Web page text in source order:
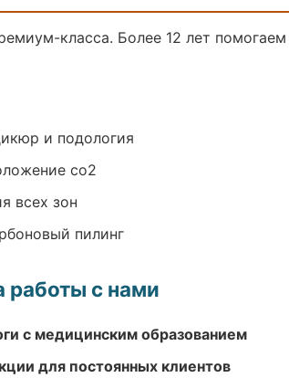
класса. Более 12 лет
и подология
co2
всех зон
пилинг
с нами
с медицинским образованием
для постоянных клиентов